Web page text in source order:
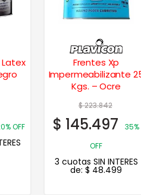
25
35%
Pintura p/ Pisos Latex
Mate 4 Lts.
$73.587
$58.870 20% OFF
3 cuotas SIN INTERES
$19.623